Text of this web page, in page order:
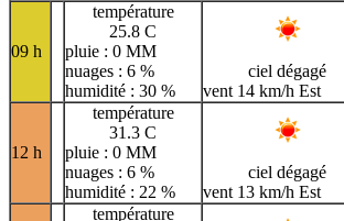
09 h
température
25.8 C
pluie : 0 MM
nuages : 6 %
humidité : 30 %
ciel dégagé
vent 14 km/h Est
12 h
température
31.3 C
pluie : 0 MM
nuages : 6 %
humidité : 22 %
ciel dégagé
vent 13 km/h Est
température